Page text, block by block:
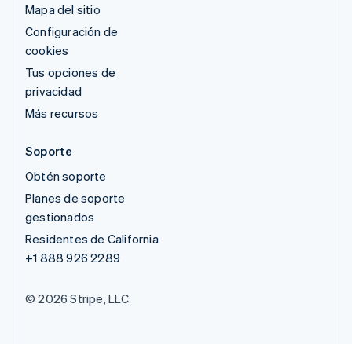
Mapa del sitio
Configuración de
cookies
Tus opciones de
privacidad
Más recursos
Soporte
Obtén soporte
Planes de soporte
gestionados
Residentes de California
+1 888 926 2289
© 2026 Stripe, LLC